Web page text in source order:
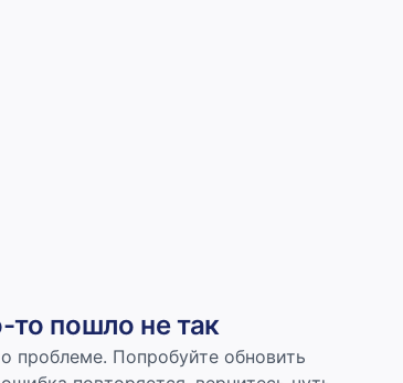
то пошло не так
проблеме. Попробуйте обновить